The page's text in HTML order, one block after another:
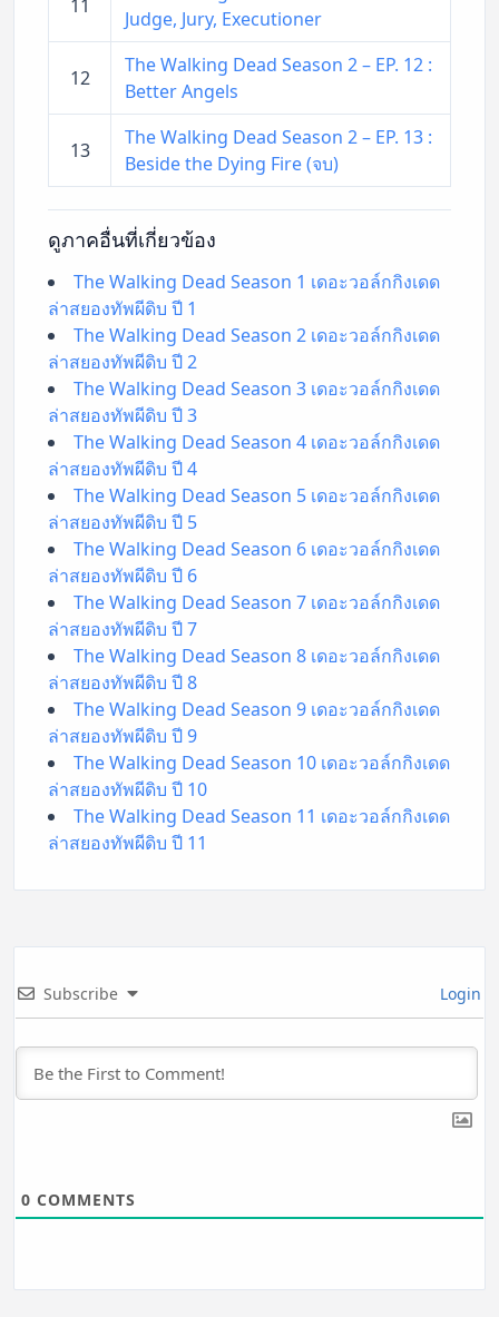
11
Judge, Jury, Executioner
12
The Walking Dead Season 2 – EP. 12 :
Better Angels
13
The Walking Dead Season 2 – EP. 13 :
Beside the Dying Fire (จบ)
ดูภาคอื่นที่เกี่ยวข้อง
The Walking Dead Season 1 เดอะวอล์กกิงเดด
ล่าสยองทัพผีดิบ ปี 1
The Walking Dead Season 2 เดอะวอล์กกิงเดด
ล่าสยองทัพผีดิบ ปี 2
The Walking Dead Season 3 เดอะวอล์กกิงเดด
ล่าสยองทัพผีดิบ ปี 3
The Walking Dead Season 4 เดอะวอล์กกิงเดด
ล่าสยองทัพผีดิบ ปี 4
The Walking Dead Season 5 เดอะวอล์กกิงเดด
ล่าสยองทัพผีดิบ ปี 5
The Walking Dead Season 6 เดอะวอล์กกิงเดด
ล่าสยองทัพผีดิบ ปี 6
The Walking Dead Season 7 เดอะวอล์กกิงเดด
ล่าสยองทัพผีดิบ ปี 7
The Walking Dead Season 8 เดอะวอล์กกิงเดด
ล่าสยองทัพผีดิบ ปี 8
The Walking Dead Season 9 เดอะวอล์กกิงเดด
ล่าสยองทัพผีดิบ ปี 9
The Walking Dead Season 10 เดอะวอล์กกิงเดด
ล่าสยองทัพผีดิบ ปี 10
The Walking Dead Season 11 เดอะวอล์กกิงเดด
ล่าสยองทัพผีดิบ ปี 11
Subscribe Login
0 COMMENTS